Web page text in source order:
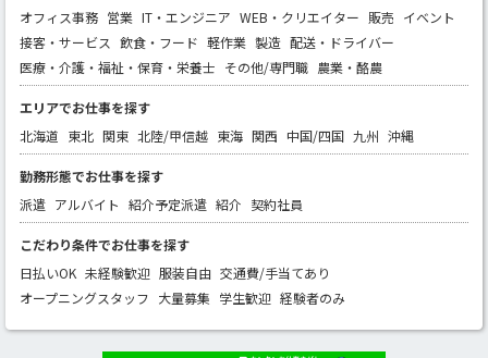
オフィス事務 営業 IT・エンジニア WEB・クリエイター 販売 イベント
接客・サービス 飲食・フード 軽作業 製造 配送・ドライバー
医療・介護・福祉・保育・栄養士 その他/専門職 農業・酪農
エリアでお仕事を探す
北海道 東北 関東 北陸/甲信越 東海 関西 中国/四国 九州 沖縄
勤務形態でお仕事を探す
派遣 アルバイト 紹介予定派遣 紹介 契約社員
こだわり条件でお仕事を探す
日払いOK 未経験歓迎 服装自由 交通費/手当てあり
オープニングスタッフ 大量募集 学生歓迎 経験者のみ